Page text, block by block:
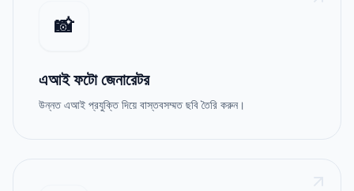
📸
এআই ফটো জেনারেটর
উন্নত এআই প্রযুক্তি দিয়ে বাস্তবসম্মত ছবি তৈরি করুন।